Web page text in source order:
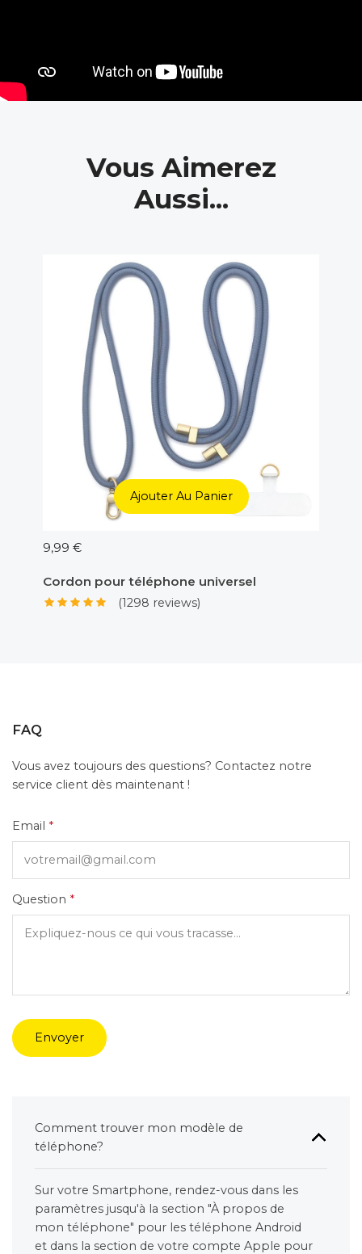
Vous Aimerez
Aussi...
Ajouter Au Panier
9,99 €
Cordon pour téléphone universel
(1298 reviews)
FAQ
Vous avez toujours des questions? Contactez notre
service client dès maintenant !
Email *
Question *
Envoyer
Comment trouver mon modèle de
téléphone?
Sur votre Smartphone, rendez-vous dans les
paramètres jusqu'à la section "À propos de
mon téléphone" pour les téléphone Android
et dans la section de votre compte Apple pour